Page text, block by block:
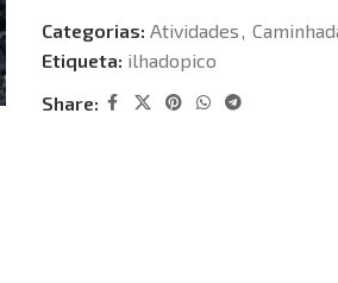
Categorias: Atividades,
Etiqueta: ilhadopico
Share: